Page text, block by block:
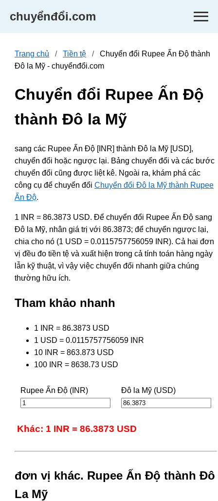
chuyểnđổi.com
Trang chủ Tiền tệ
Chuyển đổi Rupee Ấn Độ thành
Đô la Mỹ - chuyểnđổi.com
Chuyển đổi Rupee Ấn Độ
thành Đô la Mỹ
sang các Rupee Ấn Độ [INR] thành Đô la Mỹ [USD],
chuyển đổi hoặc ngược lại. Bảng chuyển đổi và các bước
chuyển đổi cũng được liệt kê. Ngoài ra, khám phá các
công cụ để chuyển đổi Chuyển đổi Đô la Mỹ thành Rupee
Ấn Độ.
1 INR = 86.3873 USD. Để chuyển đổi Rupee Ấn Độ sang
Đô la Mỹ, nhân giá trị với 86.3873; để chuyển ngược lại,
chia cho nó (1 USD = 0.0115757756059 INR). Cả hai đơn
vị đều đo tiền tệ và xuất hiện trong cả tính toán hàng ngày
lẫn kỹ thuật, vì vậy việc chuyển đổi nhanh giữa chúng
thường hữu ích.
Tham khảo nhanh
1 INR = 86.3873 USD
1 USD = 0.0115757756059 INR
10 INR = 863.873 USD
100 INR = 8638.73 USD
Rupee Ấn Độ (INR) Đô la Mỹ (USD)
Khác: 1 INR = 86.3873 USD
đơn vị khác. Rupee Ấn Độ thành Đô
La Mỹ